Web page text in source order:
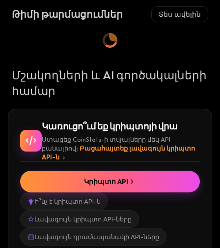
Թիմի թարմացումներ Տես ավելին
Մշակողների և AI գործակալների
համար
Կառուցո՞ւմ եք կրիպտոյի վրա
Ստացեք CoinStats-ի տվյալները մեկ API
բանալիով։ Բացահայտեք լավագույն կրիպտո
API-ն
Ի՞նչ է կրիպտո API-ն
Լավագույն կրիպտո API-ները
Լավագույն դրամապանակի API-ները
Կրիպտո API